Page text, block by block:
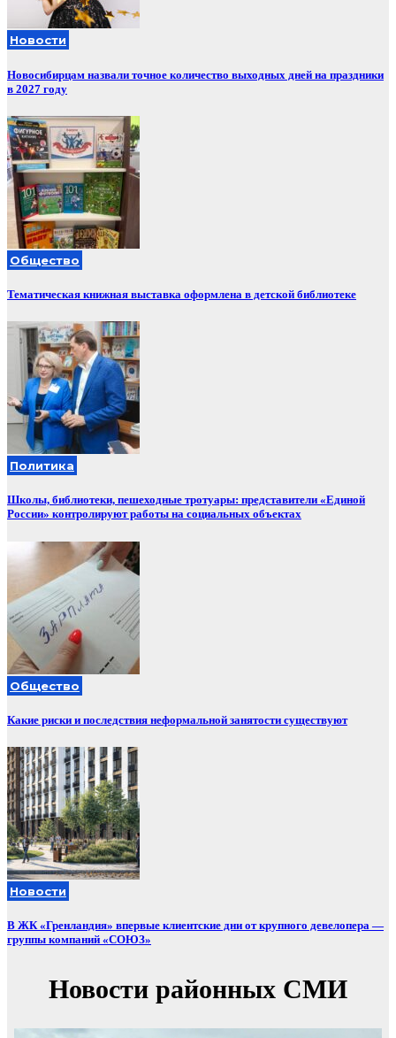
Новости
Новосибирцам назвали точное количество выходных дней на праздники
в 2027 году
Общество
Тематическая книжная выставка оформлена в детской библиотеке
Политика
Школы, библиотеки, пешеходные тротуары: представители «Единой
России» контролируют работы на социальных объектах
Общество
Какие риски и последствия неформальной занятости существуют
Новости
В ЖК «Гренландия» впервые клиентские дни от крупного девелопера —
группы компаний «СОЮЗ»